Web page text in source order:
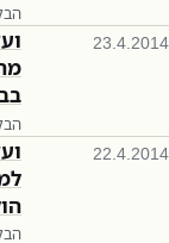
23.4.2014
22.4.2014